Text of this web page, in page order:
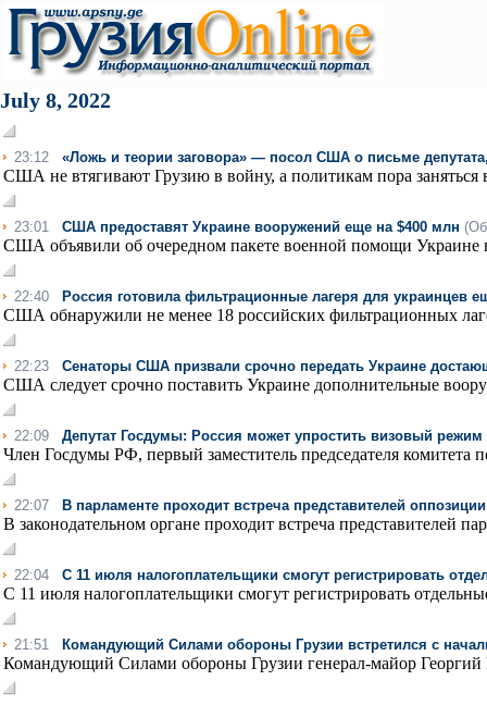
July 8, 2022
23:12 «Ложь и теории заговора» — посол США о письме
США не втягивают Грузию в войну, а политикам пора
23:01 США предоставят Украине вооружений еще на $400 млн
США объявили об очередном пакете военной помощи Украине
22:40 Россия готовила фильтрационные лагеря для украинцев
США обнаружили не менее 18 российских фильтрационных
22:23 Cенаторы США призвали срочно передать Украине
США следует срочно поставить Украине дополнительные
22:09 Депутат Госдумы: Россия может упростить визовый режим
Член Госдумы РФ, первый заместитель председателя комитета
22:07 В парламенте проходит встреча представителей
В законодательном органе проходит встреча представителей
22:04 С 11 июля налогоплательщики смогут регистрировать
С 11 июля налогоплательщики смогут регистрировать
21:51 Командующий Силами обороны Грузии встретился с
Командующий Силами обороны Грузии генерал-майор